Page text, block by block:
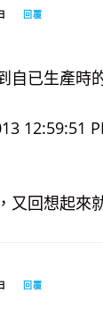
回覆
自已生產時
12:59:51
又回想起來
回覆